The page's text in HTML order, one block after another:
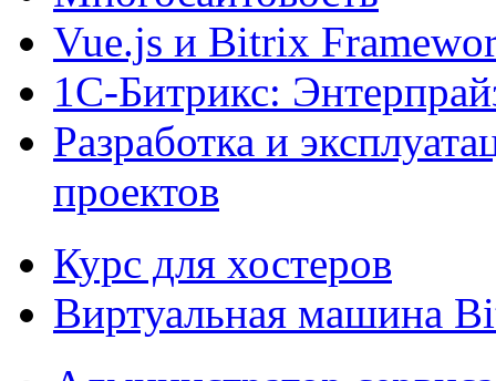
Vue.js и Bitrix
1С-Битрикс:
Разработка и
проектов
Курс для хостеров
Виртуальная машина